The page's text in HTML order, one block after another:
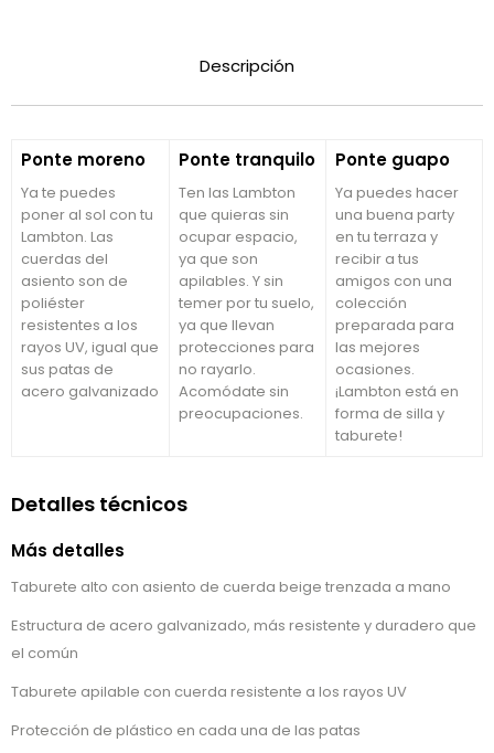
Descripción
Ponte moreno
Ya te puedes
poner al sol con tu
Lambton. Las
cuerdas del
asiento son de
poliéster
resistentes a los
rayos UV, igual que
sus patas de
acero galvanizado
Ponte tranquilo
Ten las Lambton
que quieras sin
ocupar espacio,
ya que son
apilables. Y sin
temer por tu suelo,
ya que llevan
protecciones para
no rayarlo.
Acomódate sin
preocupaciones.
Ponte guapo
Ya puedes hacer
una buena party
en tu terraza y
recibir a tus
amigos con una
colección
preparada para
las mejores
ocasiones.
¡Lambton está en
forma de silla y
taburete!
Detalles técnicos
Más detalles
Taburete alto con asiento de cuerda beige trenzada a mano
Estructura de acero galvanizado, más resistente y duradero que
el común
Taburete apilable con cuerda resistente a los rayos UV
Protección de plástico en cada una de las patas